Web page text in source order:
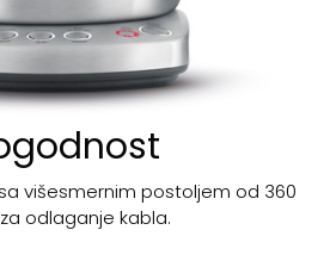
višesmernim postoljem od 360
odlaganje kabla.